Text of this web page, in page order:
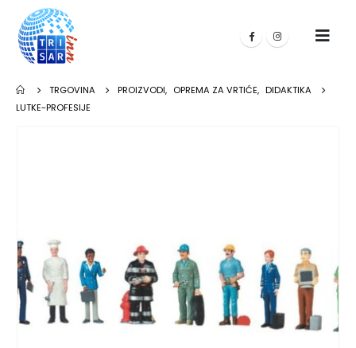
TRGOVINA PROIZVODI, OPREMA ZA VRTIĆE, DIDAKTIKA
LUTKE-PROFESIJE